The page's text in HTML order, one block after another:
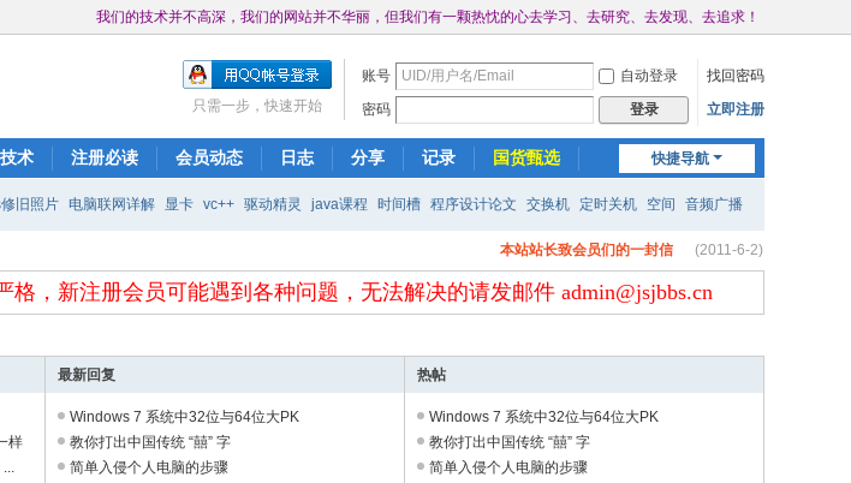
我们的技术并不高深，我们的网站并不华丽，但我们有一颗热忱的心去学习、去研究、去发现、去追求！
账号 自动登录
找回密码
密码
登录 立即注册
只需一步，快速开始
快捷导航
术 注册必读 会员动态 日志 分享 记录 国货甄选
旧照片 电脑联网详解 显卡 vc++ 驱动精灵 java课程 时间槽 程序设计论文 交换机 定时关机 空间 音频广播
计算机技术论坛微信群 (2022-3-15)
注册论坛会员必读 (2012-2-4)
计算机技术论坛大事记 (2011-6-8)
本站站长致会员们的一封信 (2011-6-2)
帖子发布规则，请仔细阅读
计算机技术论坛QQ交流群 (2011-6-2)
计算机技术论坛微信群 (2022-3-15)
注册论坛会员必读 (2012-2-4)
计算机技术论坛大事记
本站站长致会员们的一封信
，新注册会员可能遇到各种问题，无法解决的请发邮件 admin@jsjbbs.cn
样
最新回复
Windows 7 系统中32位与64位大PK
教你打出中国传统 “囍” 字
简单入侵个人电脑的步骤
热帖
Windows 7 系统中32位与64位大PK
教你打出中国传统 “囍” 字
简单入侵个人电脑的步骤